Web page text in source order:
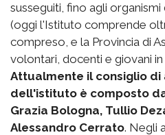
susseguiti, fino agli
(oggi l'Istituto comprende
compreso, e la Provincia di
volontari, docenti e giovani
Attualmente il consiglio di
dell'istituto è composto
Grazia Bologna, Tullio
Alessandro Cerrato. Negli